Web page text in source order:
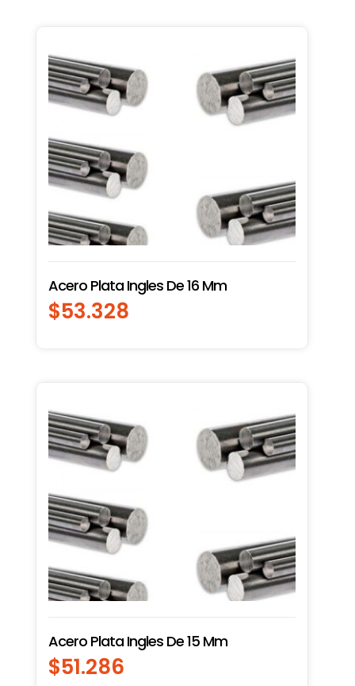
Acero Plata Ingles De 16 Mm
$53.328
Acero Plata Ingles De 15 Mm
$51.286